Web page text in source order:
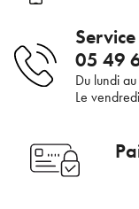
Supprimer
05 49
Du lundi
Le
Pour être